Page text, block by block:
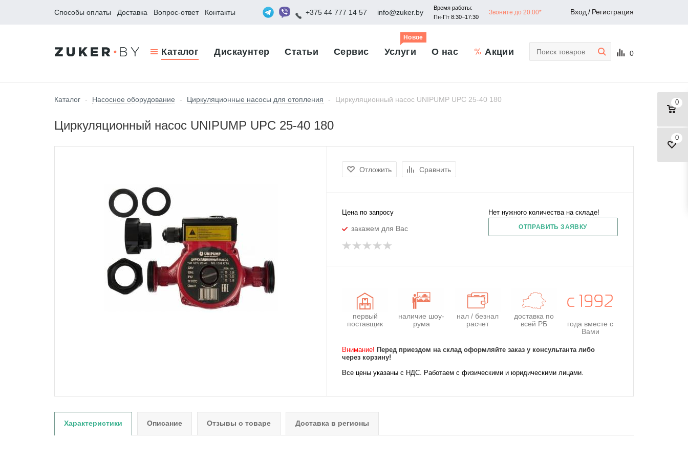
Способы оплаты Доставка Вопрос-ответ Контакты +375 44 777 14 57 info@zuker.by
Время работы:
Пн-Пт 8:30–17:30
Звоните до 20:00* Вход / Регистрация
Каталог Дискаунтер Статьи Сервис Услуги
Новое
О нас Акции 0
0
0
Каталог - Насосное оборудование - Циркуляционные насосы для отопления - Циркуляционный насос UNIPUMP UPС 25-40 180
Циркуляционный насос UNIPUMP UPС 25-40 180
Отложить Сравнить
Цена по запросу
закажем для Вас
Нет нужного количества на складе!
ОТПРАВИТЬ ЗАЯВКУ
первый
поставщик
наличие шоу-
рума
нал / безнал
расчет
доставка по
всей РБ
года вместе с
Вами
Внимание! Перед приездом на склад оформляйте заказ у консультанта либо
через корзину!
Все цены указаны с НДС. Работаем с физическими и юридическими лицами.
Характеристики Описание Отзывы о товаре Доставка в регионы